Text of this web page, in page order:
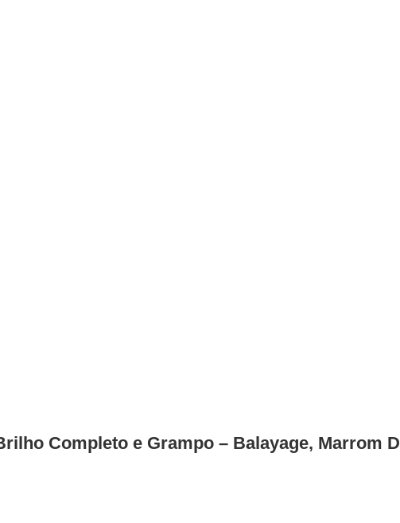
Completo e Grampo – Balayage, Marrom